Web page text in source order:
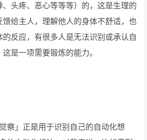
、头疼、恶心等等等）的，这是生理的
馈给主人，理解他人的身体不舒适，也
的反应，有很多人是无法识别或承认自
是一项需要锻炼的能力。
察」正是用于识别自己的自动化想